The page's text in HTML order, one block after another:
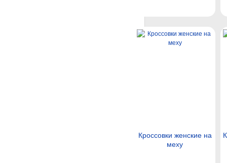
Кроссовки женские на
меху